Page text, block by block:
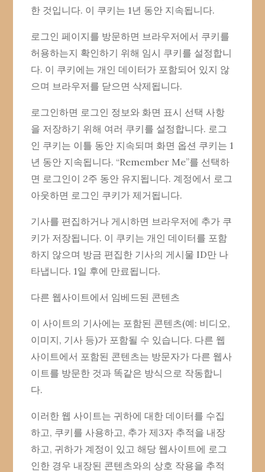
한 것입니다. 이 쿠키는 1년 동안 지속됩니다.
로그인 페이지를 방문하면 브라우저에서 쿠키를
허용하는지 확인하기 위해 임시 쿠키를 설정합니
다. 이 쿠키에는 개인 데이터가 포함되어 있지 않
으며 브라우저를 닫으면 삭제됩니다.
로그인하면 로그인 정보와 화면 표시 선택 사항
을 저장하기 위해 여러 쿠키를 설정합니다. 로그
인 쿠키는 이틀 동안 지속되며 화면 옵션 쿠키는 1
년 동안 지속됩니다. “Remember Me”를 선택하
면 로그인이 2주 동안 유지됩니다. 계정에서 로그
아웃하면 로그인 쿠키가 제거됩니다.
기사를 편집하거나 게시하면 브라우저에 추가 쿠
키가 저장됩니다. 이 쿠키는 개인 데이터를 포함
하지 않으며 방금 편집한 기사의 게시물 ID만 나
타냅니다. 1일 후에 만료됩니다.
다른 웹사이트에서 임베드된 콘텐츠
이 사이트의 기사에는 포함된 콘텐츠(예: 비디오,
이미지, 기사 등)가 포함될 수 있습니다. 다른 웹
사이트에서 포함된 콘텐츠는 방문자가 다른 웹사
이트를 방문한 것과 똑같은 방식으로 작동합니
다.
이러한 웹 사이트는 귀하에 대한 데이터를 수집
하고, 쿠키를 사용하고, 추가 제3자 추적을 내장
하고, 귀하가 계정이 있고 해당 웹사이트에 로그
인한 경우 내장된 콘텐츠와의 상호 작용을 추적